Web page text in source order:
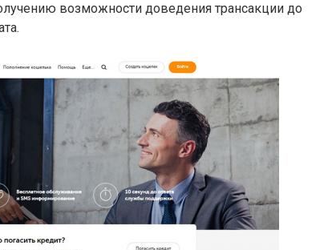
возможности доведения трансакции до